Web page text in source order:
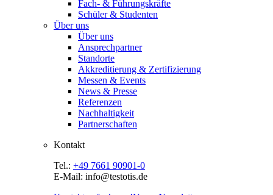
Fach- & Führungskräfte
Schüler & Studenten
Über uns
Über uns
Ansprechpartner
Standorte
Akkreditierung & Zertifizierung
Messen & Events
News & Presse
Referenzen
Nachhaltigkeit
Partnerschaften
Kontakt
Tel.: +49 7661 90901-0
E-Mail: info@testotis.de